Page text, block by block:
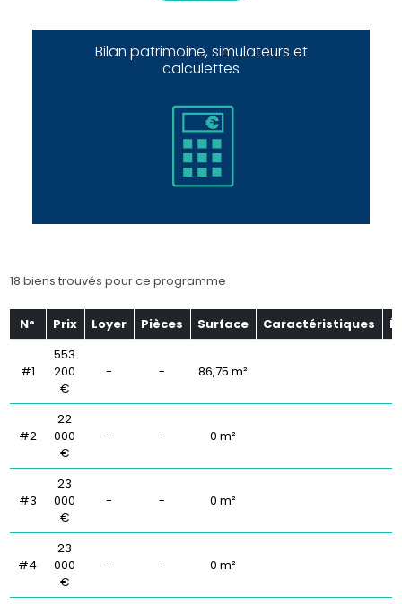
Bilan patrimoine, simulateurs et
calculettes
18 biens trouvés pour ce programme
N° Prix Loyer Pièces Surface Caractéristiques
#1
553
200
€
- - 86,75 m²
#2
22
000
€
- - 0 m²
#3
23
000
€
- - 0 m²
#4
23
000
€
- - 0 m²